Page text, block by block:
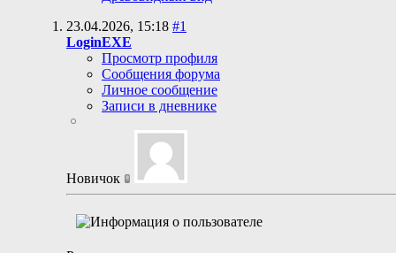
23.04.2026, 15:18 #1
LoginEXE
Просмотр профиля
Сообщения форума
Личное сообщение
Записи в дневнике
Новичок